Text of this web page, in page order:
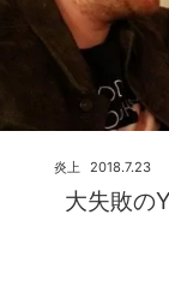
大失敗の
2018.7.23
炎上